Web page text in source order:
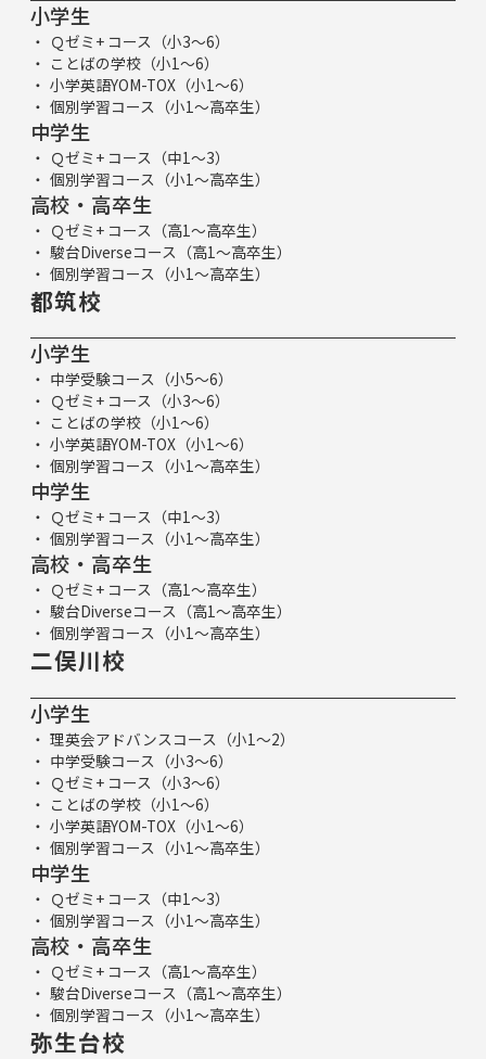
小学生
Ｑゼミ+ コース（小3～6）
ことばの学校（小1～6）
小学英語YOM-TOX（小1～6）
個別学習コース（小1～高卒生）
中学生
Ｑゼミ+ コース（中1～3）
個別学習コース（小1～高卒生）
高校・高卒生
Ｑゼミ+ コース（高1～高卒生）
駿台Diverseコース（高1～高卒生）
個別学習コース（小1～高卒生）
都筑校
小学生
中学受験コース（小5～6）
Ｑゼミ+ コース（小3～6）
ことばの学校（小1～6）
小学英語YOM-TOX（小1～6）
個別学習コース（小1～高卒生）
中学生
Ｑゼミ+ コース（中1～3）
個別学習コース（小1～高卒生）
高校・高卒生
Ｑゼミ+ コース（高1～高卒生）
駿台Diverseコース（高1～高卒生）
個別学習コース（小1～高卒生）
二俣川校
小学生
理英会アドバンスコース（小1～2）
中学受験コース（小3～6）
Ｑゼミ+ コース（小3～6）
ことばの学校（小1～6）
小学英語YOM-TOX（小1～6）
個別学習コース（小1～高卒生）
中学生
Ｑゼミ+ コース（中1～3）
個別学習コース（小1～高卒生）
高校・高卒生
Ｑゼミ+ コース（高1～高卒生）
駿台Diverseコース（高1～高卒生）
個別学習コース（小1～高卒生）
弥生台校